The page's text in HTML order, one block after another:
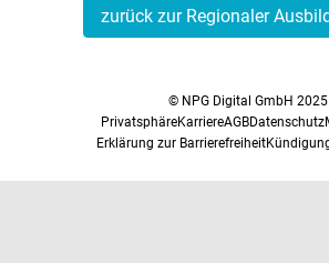
zurück zur Regionaler
© NPG Digital GmbH 2025
PrivatsphäreKarriereAGBDatenschutz
Erklärung zur Barrierefreiheit